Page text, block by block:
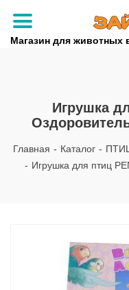
Магазин для животных
Игрушка
Главная - Каталог -
- Игрушка для птиц